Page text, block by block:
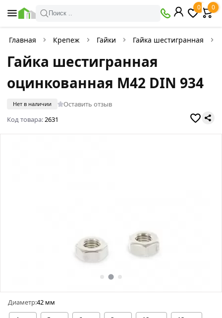
Поиск ..
0 0
Главная Крепеж Гайки Гайка шестигранная
Гайка шестигранная
оцинкованная M42 DIN 934
Нет в наличии
Оставить отзыв
Код товара:2631
Диаметр:42 мм